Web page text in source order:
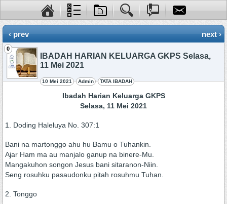
‹ prev next ›
0
IBADAH HARIAN KELUARGA GKPS Selasa,
11 Mei 2021
10 Mei 2021 Admin TATA IBADAH
Ibadah Harian Keluarga GKPS
Selasa, 11 Mei 2021
1. Doding Haleluya No. 307:1
Bani na martonggo ahu hu Bamu o Tuhankin.
Ajar Ham ma au manjalo ganup na binere-Mu.
Mangakuhon songon Jesus bani sitaranon-Niin.
Seng rosuhku pasaudonku pitah rosuhmu Tuhan.
2. Tonggo